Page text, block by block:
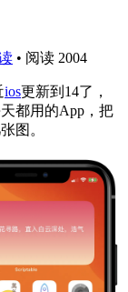
• 阅读 2004
ios更新到14了，
都用的App，把
图。